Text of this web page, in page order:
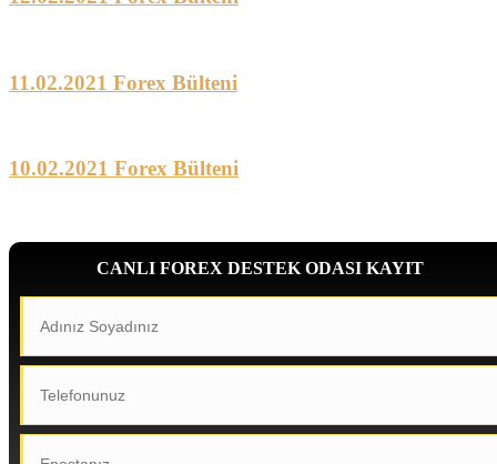
11.02.2021 Forex Bülteni
10.02.2021 Forex Bülteni
CANLI FOREX DESTEK ODASI KAYIT